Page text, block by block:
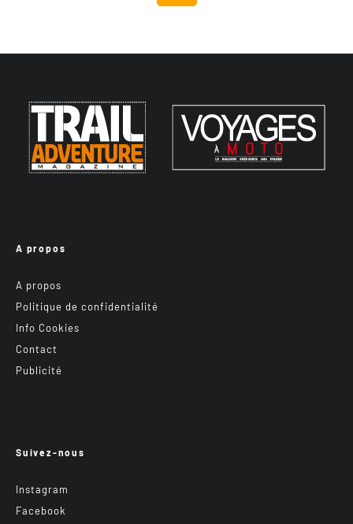
A propos
A propos
Politique de confidentialité
Info Cookies
Contact
Publicité
Suivez-nous
Instagram
Facebook